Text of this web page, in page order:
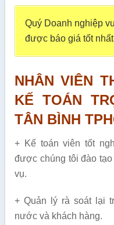
Quý Doanh nghiệp
được báo giá tốt
NHÂN VIÊN
KẾ TOÁN
TÂN BÌNH
+ Kế toán viên tốt
được chúng tôi đào
vụ.
+ Quản lý rà soát lại
nước và khách hàng.